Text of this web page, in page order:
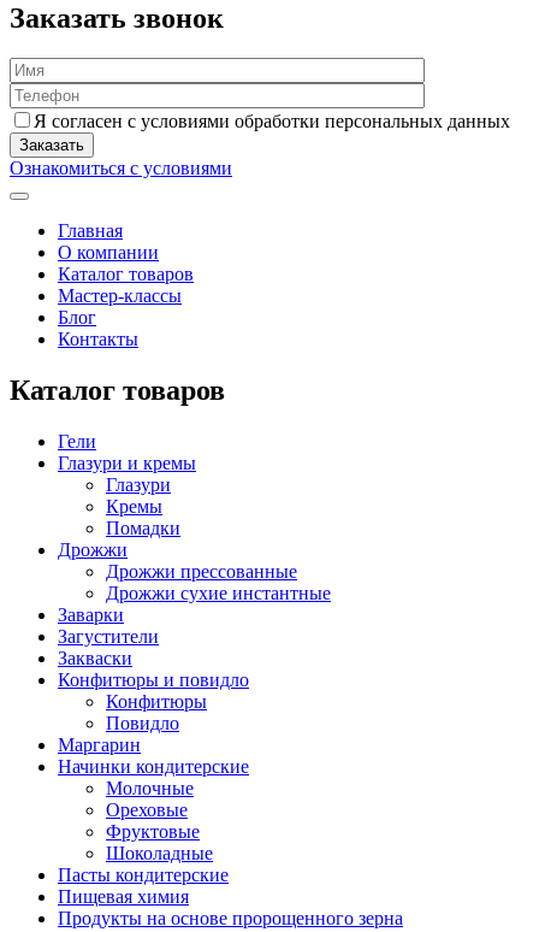
Заказать звонок
Я согласен с условиями обработки персональных данных
Ознакомиться с условиями
Главная
О компании
Каталог товаров
Мастер-классы
Блог
Контакты
Каталог товаров
Гели
Глазури и кремы
Глазури
Кремы
Помадки
Дрожжи
Дрожжи прессованные
Дрожжи сухие инстантные
Заварки
Загустители
Закваски
Конфитюры и повидло
Конфитюры
Повидло
Маргарин
Начинки кондитерские
Молочные
Ореховые
Фруктовые
Шоколадные
Пасты кондитерские
Пищевая химия
Продукты на основе пророщенного зерна